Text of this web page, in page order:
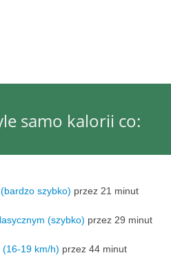
samo kalorii co:
szybko) przez 21 minut
(szybko) przez 29 minut
19 km/h) przez 44 minut